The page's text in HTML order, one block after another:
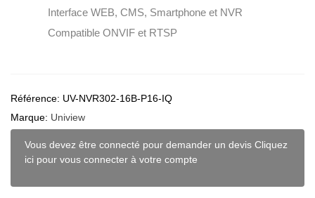
Interface WEB, CMS, Smartphone et NVR
Compatible ONVIF et RTSP
Référence: UV-NVR302-16B-P16-IQ
Marque: Uniview
Vous devez être connecté pour demander un devis Cliquez
ici pour vous connecter à votre compte